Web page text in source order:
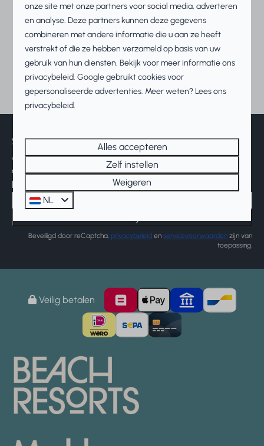
Schrijf u in!
Meld u aan voor onze nieuwsbrief en
ontvang het laatste nieuws en diverse
Beveiligd door reCaptcha, privacybeleid en servicevoorwaarden zijn van
toepassing.
Veilig betalen
onze site met onze partners voor social media, adverteren
en analyse. Deze partners kunnen deze gegevens
combineren met andere informatie die u aan ze heeft
verstrekt of die ze hebben verzameld op basis van uw
gebruik van hun diensten. Bekijk voor meer informatie ons
privacybeleid.Googlegebruikt cookies voor
gepersonaliseerde advertenties. Meer weten? Lees ons
privacybeleid.
Alles accepteren
Zelf instellen
Weigeren
NL